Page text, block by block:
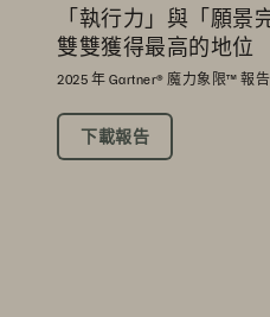
「執行力」與「願景
雙雙獲得最高的地位
2025 年 Gartner® 魔力象限™ 報
下載報告